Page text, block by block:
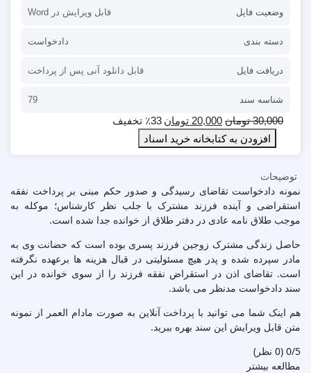
وضعیت فایل قابل ویرایش در Word
دسته بندی دادخواست
دریافت فایل قابل دانلود آنی پس از پرداخت
شناسه سند 79
30,000 تومان 20,000 تومان ٪33 تخفیف
افزودن به کتابخانه خرید اسناد
توضیحات
نمونه دادخواست تقاضای رسیدگی و صدور حکم مبنی بر پرداخت نفقه
استقراضی و آینده فرزند مشترک با جلب نظر کارشناس؛ موکله به
موجب طلاق نامه عادی در دفتر طلاق از خوانده جدا شده است.
حاصل زندگی مشترک زوجین فرزند پسری بوده است که حضانت وی به
مادر سپرده شده و پدر هیچ مسئولیتی در قبال هزینه ها برعهده نگرفته
است. تقاضای اذن در استقراض نفقه فرزند را از سوی خوانده در این
سند دادخواست مدنظر می باشد.
هم اینک شما می توانید با پرداخت آنلاین به صورت مادام العمر از نمونه
متن قابل ویرایش این سند بهره ببرید.
‫0/5 ‫(0 نظر)
مطالعه بیشتر